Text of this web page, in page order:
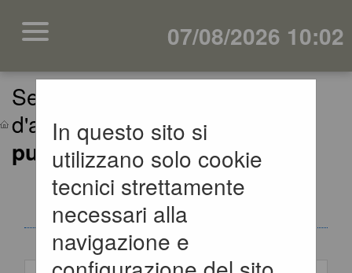
07/08/2026 10:02
Sei qui:
d'appalto e contratti
pubblici
In questo sito si
utilizzano solo cookie
tecnici strettamente
necessari alla
navigazione e
AVVISI DI GARA
Criteri di ricerca